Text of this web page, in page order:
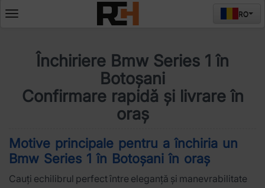
Deschide
RO
Închiriere Bmw Series 1 în
Botoșani
Confirmare rapidă și livrare în
oraș
Motive principale pentru a închiria un
Bmw Series 1 în Botoșani în oraș
Cauți echilibrul perfect între eleganță și manevrabilitate